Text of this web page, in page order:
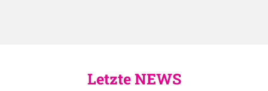
Letzte NEWS